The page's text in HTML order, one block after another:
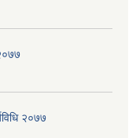
२०७७